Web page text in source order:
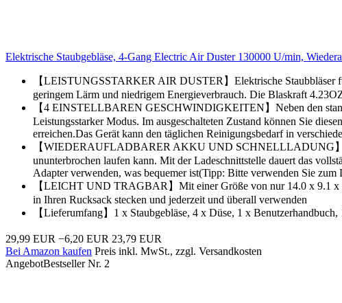
Elektrische Staubgebläse, 4-Gang Electric Air Duster 130000 U/min,
【LEISTUNGSSTARKER AIR DUSTER】Elektrische Staubbläser
geringem Lärm und niedrigem Energieverbrauch. Die Blaskraft
【4 EINSTELLBAREN GESCHWINDIGKEITEN】Neben den
Leistungsstarker Modus. Im ausgeschalteten Zustand können Sie
erreichen.Das Gerät kann den täglichen Reinigungsbedarf in
【WIEDERAUFLADBARER AKKU UND SCHNELLLADUNG】
ununterbrochen laufen kann. Mit der Ladeschnittstelle dauert das
Adapter verwenden, was bequemer ist(Tipp: Bitte verwenden Sie
【LEICHT UND TRAGBAR】Mit einer Größe von nur 14.0 x 9.1 x
in Ihren Rucksack stecken und jederzeit und überall verwenden
【Lieferumfang】1 x Staubgebläse, 4 x Düse, 1 x Benutzerhandbuch,
29,99 EUR −6,20 EUR 23,79 EUR
Bei Amazon kaufen Preis inkl. MwSt., zzgl. Versandkosten
AngebotBestseller Nr. 2